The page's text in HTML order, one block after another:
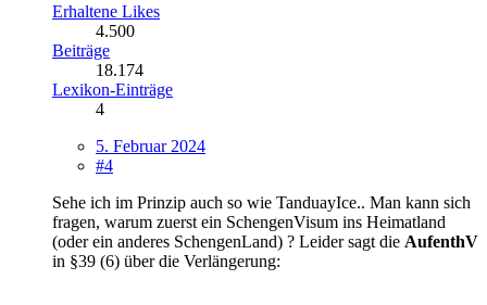
Erhaltene Likes
4.500
Beiträge
18.174
Lexikon-Einträge
4
5. Februar 2024
#4
Sehe ich im Prinzip auch so wie TanduayIce.. Man kann sich
fragen, warum zuerst ein SchengenVisum ins Heimatland
(oder ein anderes SchengenLand) ? Leider sagt die AufenthV
in §39 (6) über die Verlängerung: